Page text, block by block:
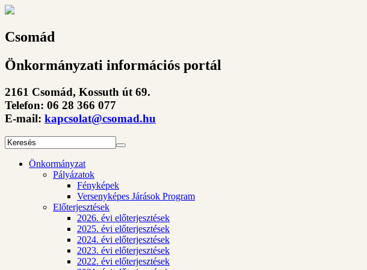
Csomád
Önkormányzati információs portál
2161 Csomád, Kossuth út 69.
Telefon: 06 28 366 077
E-mail: kapcsolat@csomad.hu
Önkormányzat
Pályázatok
Fényképek
Versenyképes Járások Program
Előterjesztések
2026. évi előterjesztések
2025. évi előterjesztések
2024. évi előterjesztések
2023. évi előterjesztések
2022. évi előterjesztések